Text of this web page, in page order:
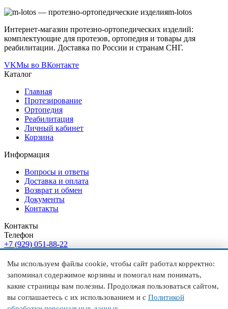
m-lotos
Интернет-магазин протезно-ортопедических изделий:
комплектующие для протезов, ортопедия и товары для
реабилитации. Доставка по России и странам СНГ.
VKМы во ВКонтакте
Каталог
Главная
Протезирование
Ортопедия
Реабилитация
Личный кабинет
Корзина
Информация
Вопросы и ответы
Доставка и оплата
Возврат и обмен
Документы
Контакты
Контакты
Телефон
+7 (929) 051-88-22
ежедневно 9:00–20:00
proorto@m-lotos.ru
Публичная офертаПолитика обработки данныхСогласие на
обработку данных
Мы используем файлы cookie, чтобы сайт работал корректно:
запоминал содержимое корзины и помогал нам понимать,
какие страницы вам полезны. Продолжая пользоваться сайтом,
вы соглашаетесь с их использованием и с Политикой